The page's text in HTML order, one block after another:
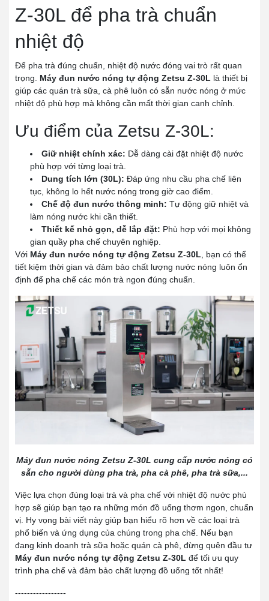
Z-30L để pha trà chuẩn
nhiệt độ
Để pha trà đúng chuẩn, nhiệt độ nước đóng vai trò rất quan
trọng. Máy đun nước nóng tự động Zetsu Z-30L là thiết bị
giúp các quán trà sữa, cà phê luôn có sẵn nước nóng ở mức
nhiệt độ phù hợp mà không cần mất thời gian canh chỉnh.
Ưu điểm của Zetsu Z-30L:
Giữ nhiệt chính xác: Dễ dàng cài đặt nhiệt độ nước
phù hợp với từng loại trà.
Dung tích lớn (30L): Đáp ứng nhu cầu pha chế liên
tục, không lo hết nước nóng trong giờ cao điểm.
Chế độ đun nước thông minh: Tự động giữ nhiệt và
làm nóng nước khi cần thiết.
Thiết kế nhỏ gọn, dễ lắp đặt: Phù hợp với mọi không
gian quầy pha chế chuyên nghiệp.
Với Máy đun nước nóng tự động Zetsu Z-30L , bạn có thể
tiết kiệm thời gian và đảm bảo chất lượng nước nóng luôn ổn
định để pha chế các món trà ngon đúng chuẩn.
Máy đun nước nóng Zetsu Z-30L cung cấp nước nóng có
sẵn cho người dùng pha trà, pha cà phê, pha trà sữa,...
Việc lựa chọn đúng loại trà và pha chế với nhiệt độ nước phù
hợp sẽ giúp bạn tạo ra những món đồ uống thơm ngon, chuẩn
vị. Hy vọng bài viết này giúp bạn hiểu rõ hơn về các loại trà
phổ biến và ứng dụng của chúng trong pha chế. Nếu bạn
đang kinh doanh trà sữa hoặc quán cà phê, đừng quên đầu tư
Máy đun nước nóng tự động Zetsu Z-30L để tối ưu quy
trình pha chế và đảm bảo chất lượng đồ uống tốt nhất!
-----------------